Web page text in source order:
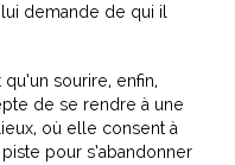
demande de qui il
sourire, enfin,
de se rendre à une
où elle consent à
pour s’abandonner